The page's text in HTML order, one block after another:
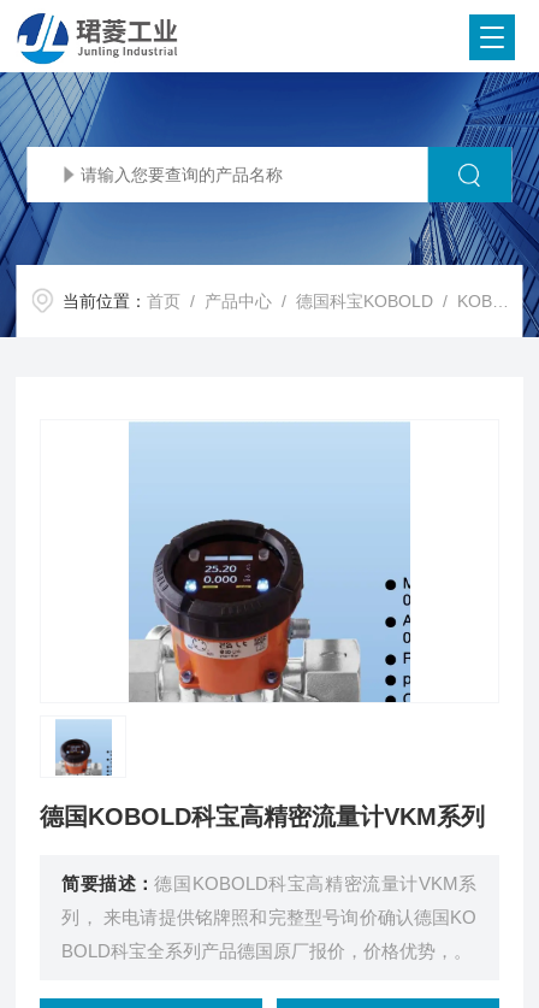
当前位置：首页 / 产品中心 /德国科宝KOBOLD / KOBOLD流量计
德国KOBOLD科宝高精密流量计VKM系列
简要描述：德国KOBOLD科宝高精密流量计VKM系
列， 来电请提供铭牌照和完整型号询价确认德国KO
BOLD科宝全系列产品德国原厂报价，价格优势，。